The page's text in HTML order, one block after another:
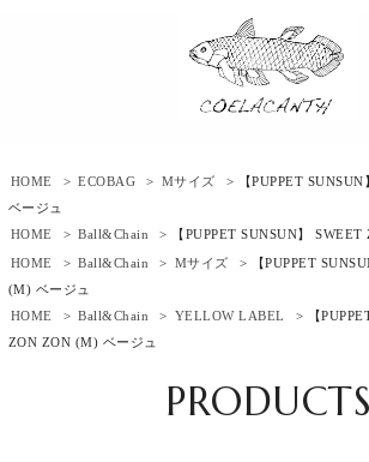
HOME > ECOBAG > Mサイズ
> 【PUPPET
ベージュ
HOME
> Ball&Chain
> 【PUPPET SUNSUN】
HOME
> Ball&Chain > Mサイズ
> 【PUPPET
(M) ベージュ
HOME
> Ball&Chain > YELLOW LABEL
> 【
ZON ZON (M) ベージュ
PRODUCTS